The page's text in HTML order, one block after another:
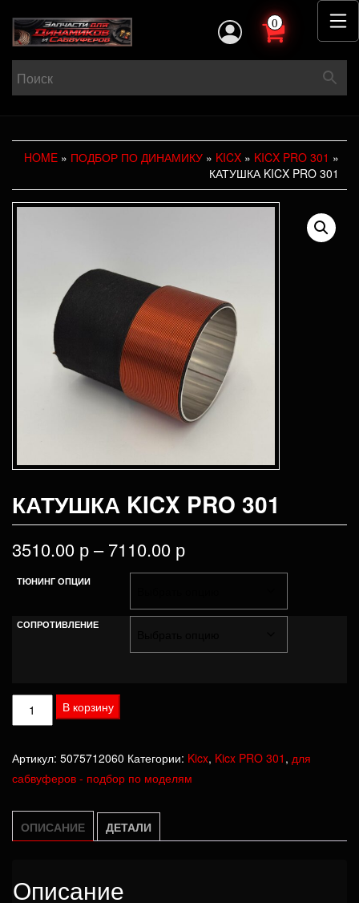
0
HOME » ПОДБОР ПО ДИНАМИКУ » KICX » KICX PRO 301 »
КАТУШКА KICX PRO 301
КАТУШКА KICX PRO 301
3510.00 р–7110.00 р
ТЮНИНГ ОПЦИИ
СОПРОТИВЛЕНИЕ
Количество
товара
Kicx
PRO
В корзину
Артикул: 5075712060 Категории: Kicx, Kicx PRO 301 , для
сабвуферов - подбор по моделям
ОПИСАНИЕ ДЕТАЛИ
Описание